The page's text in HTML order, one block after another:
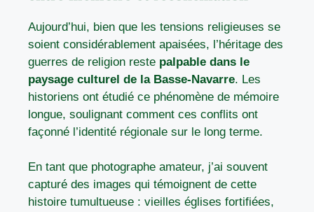
Aujourd’hui, bien que les tensions religieuses se
soient considérablement apaisées, l’héritage des
guerres de religion reste palpable dans le
paysage culturel de la Basse-Navarre. Les
historiens ont étudié ce phénomène de mémoire
longue, soulignant comment ces conflits ont
façonné l’identité régionale sur le long terme.
En tant que photographe amateur, j’ai souvent
capturé des images qui témoignent de cette
histoire tumultueuse : vieilles églises fortifiées,